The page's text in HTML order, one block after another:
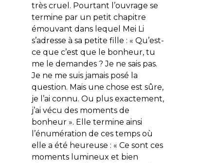
très cruel. Pourtant l’ouvrage se
termine par un petit chapitre
émouvant dans lequel Mei Li
s’adresse à sa petite fille : « Qu’est-
ce que c’est que le bonheur, tu
me le demandes ? Je ne sais pas.
Je ne me suis jamais posé la
question. Mais une chose est sûre,
je l’ai connu. Ou plus exactement,
j’ai vécu des moments de
bonheur ». Elle termine ainsi
l’énumération de ces temps où
elle a été heureuse : « Ce sont ces
moments lumineux et bien